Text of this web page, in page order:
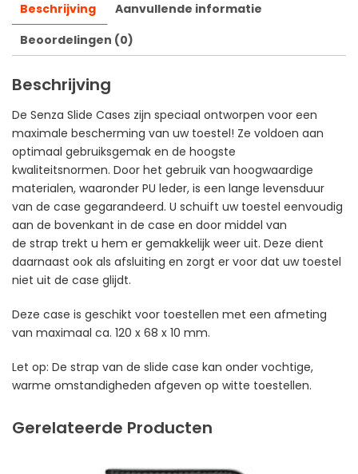
Beschrijving
Aanvullende informatie
Beoordelingen (0)
Beschrijving
De Senza Slide Cases zijn speciaal ontworpen voor een
maximale bescherming van uw toestel! Ze voldoen aan
optimaal gebruiksgemak en de hoogste
kwaliteitsnormen. Door het gebruik van hoogwaardige
materialen, waaronder PU leder, is een lange levensduur
van de case gegarandeerd. U schuift uw toestel eenvoudig
aan de bovenkant in de case en door middel van
de strap trekt u hem er gemakkelijk weer uit. Deze dient
daarnaast ook als afsluiting en zorgt er voor dat uw toestel
niet uit de case glijdt.
Deze case is geschikt voor toestellen met een afmeting
van maximaal ca. 120 x 68 x 10 mm.
Let op: De strap van de slide case kan onder vochtige,
warme omstandigheden afgeven op witte toestellen.
Gerelateerde Producten